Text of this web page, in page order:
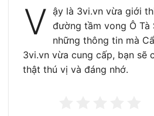
V ậy là 3vi.vn vừa giới
đường tầm vong Ô Tà
những thông tin mà
3vi.vn vừa cung cấp, bạn sẽ
thật thú vị và đáng nhớ.